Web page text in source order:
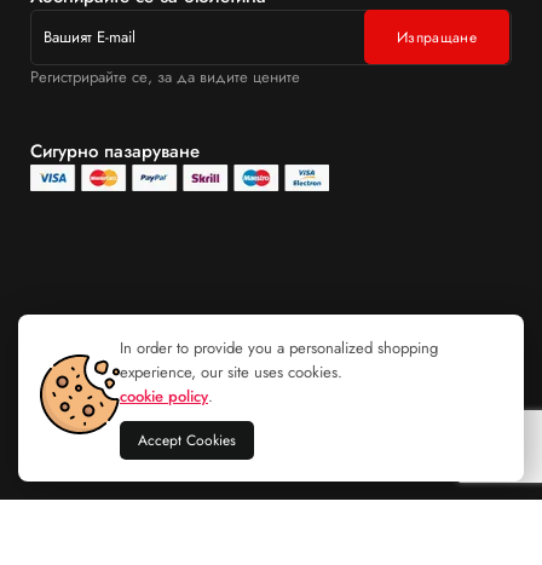
Регистрирайте се, за да видите цените
Сигурно пазаруване
In order to provide you a personalized shopping
experience, our site uses cookies.
cookie policy.
Accept Cookies